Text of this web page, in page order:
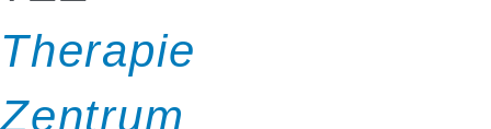
Therapie
Zentrum
Die Anwedungsbereiche